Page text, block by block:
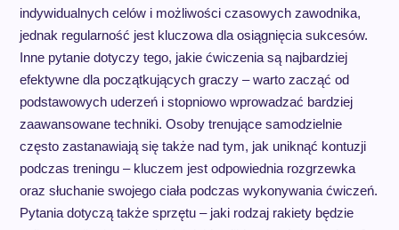
indywidualnych celów i możliwości czasowych zawodnika,
jednak regularność jest kluczowa dla osiągnięcia sukcesów.
Inne pytanie dotyczy tego, jakie ćwiczenia są najbardziej
efektywne dla początkujących graczy – warto zacząć od
podstawowych uderzeń i stopniowo wprowadzać bardziej
zaawansowane techniki. Osoby trenujące samodzielnie
często zastanawiają się także nad tym, jak uniknąć kontuzji
podczas treningu – kluczem jest odpowiednia rozgrzewka
oraz słuchanie swojego ciała podczas wykonywania ćwiczeń.
Pytania dotyczą także sprzętu – jaki rodzaj rakiety będzie